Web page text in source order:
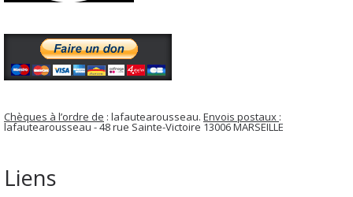
Chèques à l’ordre de : lafautearousseau. Envois postaux :
lafautearousseau - 48 rue Sainte-Victoire 13006 MARSEILLE
Liens